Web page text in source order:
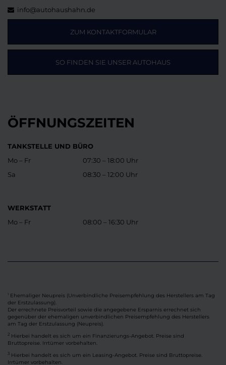
info@autohaushahn.de
ZUM KONTAKTFORMULAR
SO FINDEN SIE UNSER AUTOHAUS
ÖFFNUNGSZEITEN
TANKSTELLE UND BÜRO
Mo – Fr
Sa
07:30 – 18:00 Uhr
08:30 – 12:00 Uhr
WERKSTATT
Mo – Fr
08:00 – 16:30 Uhr
Ehemaliger Neupreis (Unverbindliche Preisempfehlung des Herstellers am Tag
der Erstzulassung).
Der errechnete Preisvorteil sowie die angegebene Ersparnis errechnet sich
gegenüber der ehemaligen unverbindlichen Preisempfehlung des Herstellers
am Tag der Erstzulassung (Neupreis).
2 Hierbei handelt es sich um ein Finanzierungs-Angebot. Preise sind
Bruttopreise. Irrtümer vorbehalten.
3 Hierbei handelt es sich um ein Leasing-Angebot. Preise sind Bruttopreise.
Irrtümer vorbehalten.